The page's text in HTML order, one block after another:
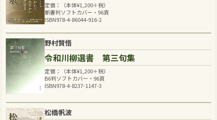
定価：（本体¥1,200＋税）
新書判ソフトカバー・96頁
ISBN978-4-86044-916-2
野村賢悟
令和川柳選書 第三句集
定価：（本体¥1,200＋税）
B6判ソフトカバー・96頁
ISBN978-4-8237-1147-3
松橋帆波